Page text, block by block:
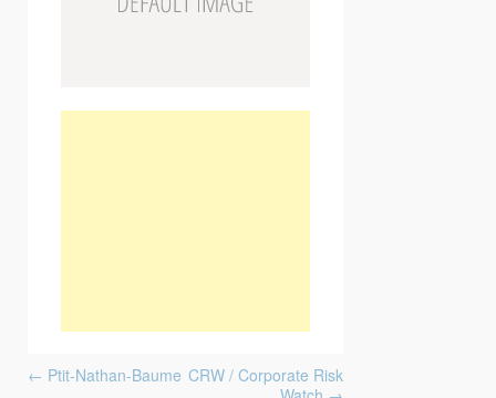
← Ptit-Nathan-Baume CRW / Corporate Risk